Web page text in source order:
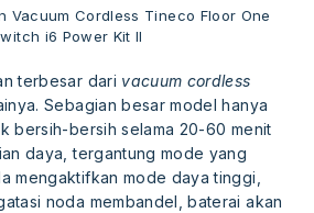
Vacuum Cordless Tineco Floor One
i6 Power Kit II
terbesar dari vacuum cordless
Sebagian besar model hanya
bersih-bersih selama 20-60 menit
daya, tergantung mode yang
mengaktifkan mode daya tinggi,
noda membandel, baterai akan